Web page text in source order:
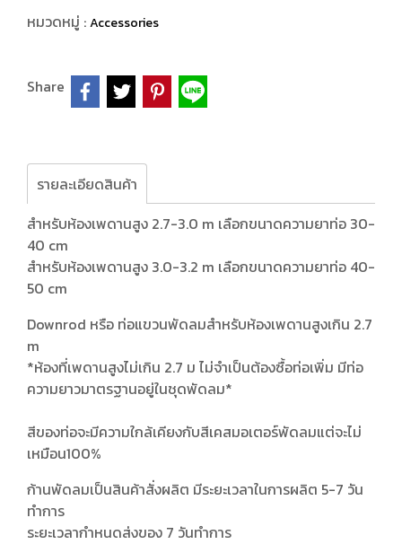
หมวดหมู่ :Accessories
Share
รายละเอียดสินค้า
สำหรับห้องเพดานสูง 2.7-3.0 m เลือกขนาดความยาท่อ 30-
40 cm
สำหรับห้องเพดานสูง 3.0-3.2 m เลือกขนาดความยาท่อ 40-
50 cm
Downrod หรือ ท่อแขวนพัดลมสำหรับห้องเพดานสูงเกิน 2.7
m
*ห้องที่เพดานสูงไม่เกิน 2.7 ม ไม่จำเป็นต้องซื้อท่อเพิ่ม มีท่อ
ความยาวมาตรฐานอยู่ในชุดพัดลม*
สีของท่อจะมีความใกล้เคียงกับสีเคสมอเตอร์พัดลมแต่จะไม่
เหมือน100%
ก้านพัดลมเป็นสินค้าสั่งผลิต มีระยะเวลาในการผลิต 5-7 วัน
ทำการ
ระยะเวลากำหนดส่งของ 7 วันทำการ